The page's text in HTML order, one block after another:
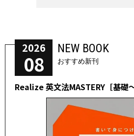
2026
08
NEW BOOK
おすすめ新刊
Realize 英文法MASTERY［基礎